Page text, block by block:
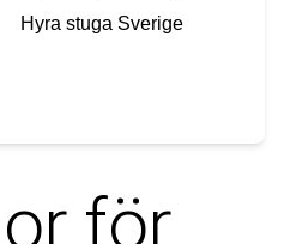
Hyra stuga Sverige
för